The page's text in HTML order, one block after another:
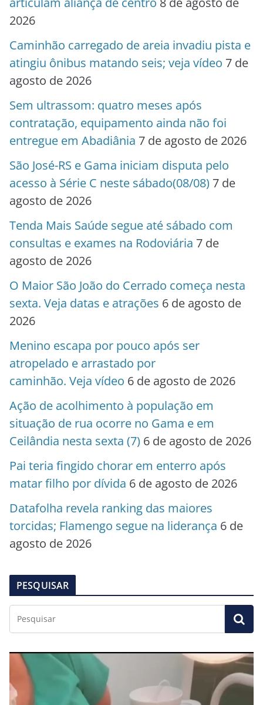
2026
Caminhão carregado de areia invadiu pista e
atingiu ônibus matando seis; veja vídeo 7 de
agosto de 2026
Sem ultrassom: quatro meses após
contratação, equipamento ainda não foi
entregue em Abadiânia 7 de agosto de 2026
São José-RS e Gama iniciam disputa pelo
acesso à Série C neste sábado(08/08) 7 de
agosto de 2026
Tenda Mais Saúde segue até sábado com
consultas e exames na Rodoviária 7 de
agosto de 2026
O Maior São João do Cerrado começa nesta
sexta. Veja datas e atrações 6 de agosto de
2026
Menino escapa por pouco após ser
atropelado e arrastado por
caminhão. Veja vídeo 6 de agosto de 2026
Ação de acolhimento à população em
situação de rua ocorre no Gama e em
Ceilândia nesta sexta (7) 6 de agosto de 2026
Pai teria fingido chorar em enterro após
matar filho por dívida 6 de agosto de 2026
Datafolha revela ranking das maiores
torcidas; Flamengo segue na liderança 6 de
agosto de 2026
PESQUISAR